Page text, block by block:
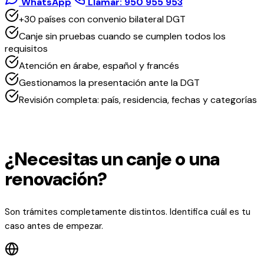
+30 países con convenio bilateral DGT
Canje sin pruebas cuando se cumplen todos los
requisitos
Atención en árabe, español y francés
Gestionamos la presentación ante la DGT
Revisión completa: país, residencia, fechas y categorías
¿Necesitas un canje o una
renovación?
Son trámites completamente distintos. Identifica cuál es tu
caso antes de empezar.